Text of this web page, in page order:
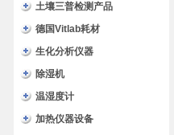
土壤三普检测产品
德国Vitlab耗材
生化分析仪器
除湿机
温湿度计
加热仪器设备